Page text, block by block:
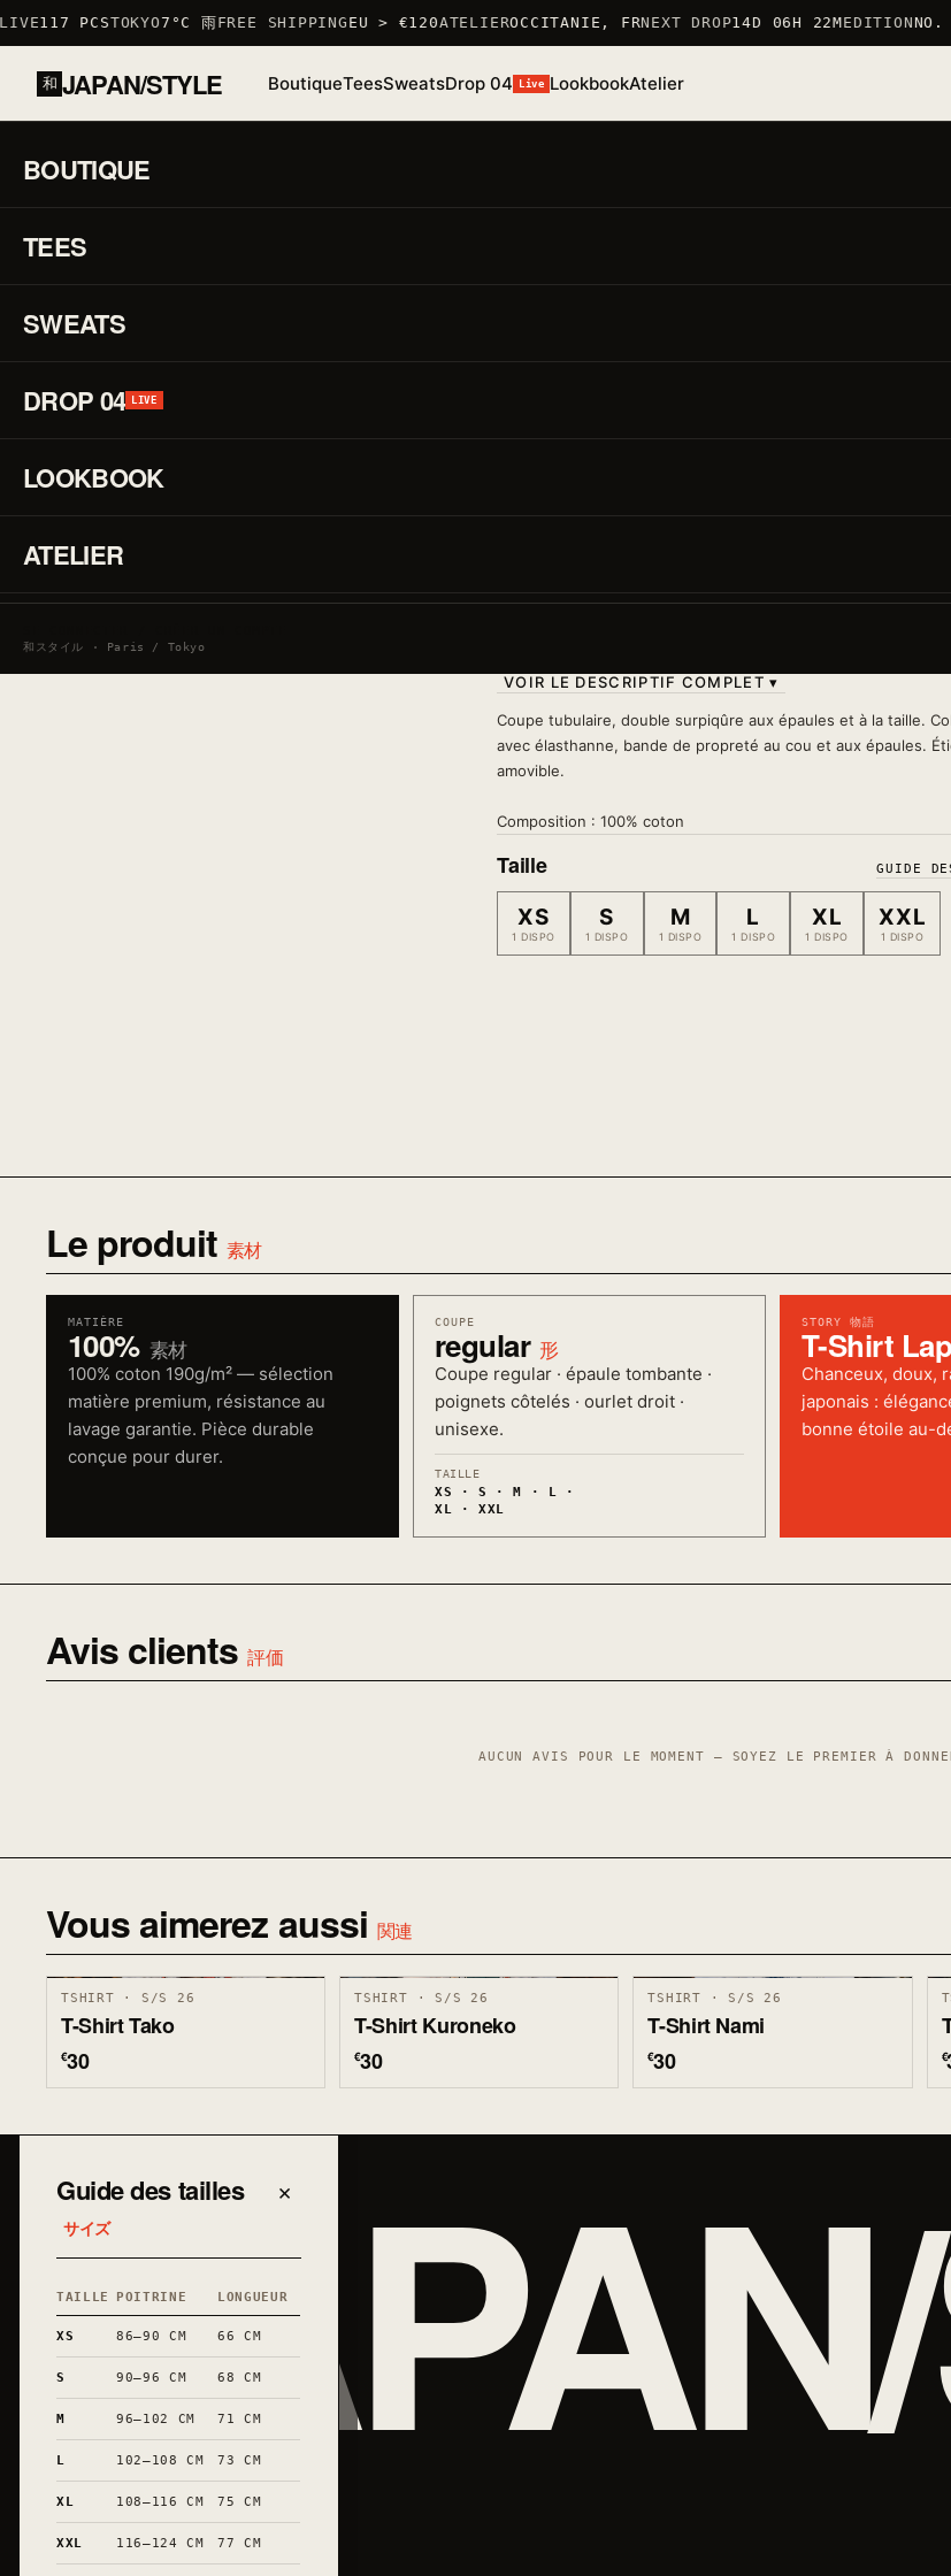
117 PCS TOKYO7°C 雨FREE SHIPPINGEU > €120ATELIER OCCITANIE, FRNEXT DROP 14D 06H 22MEDITION NO.
和 JAPAN/STYLE BoutiqueTeesSweatsDrop 04 Live LookbookAtelier
BOUTIQUE
TEES
SWEATS
DROP 04 LIVE
LOOKBOOK
ATELIER
和スタイル · Paris / Tokyo
01 / 03
RÉF. TSHIRT_LAPIN · 100% COTON 190G/M² ·
100% COTON 190G/M² ÉDITION LIMITÉE
Matière · 100% coton 190g/m²— production
Coupe · regular— unisexe, épaule tombante
VOIR LE DESCRIPTIF COMPLET ▾
Coupe tubulaire, double surpiqûre aux épaules et à la taille.
avec élasthanne, bande de propreté au cou et aux épaules.
amovible.
Composition : 100% coton
Taille GUIDE
XS
1 DISPO
S
1 DISPO
M
1 DISPO
L
1 DISPO
XL
1 DISPO
XXL
1 DISPO
Le produit 素材
MATIÈRE
100% 素材
100% coton 190g/m² — sélection
matière premium, résistance au
lavage garantie. Pièce durable
conçue pour durer.
COUPE
regular 形
Coupe regular · épaule tombante ·
poignets côtelés · ourlet droit ·
unisexe.
TAILLE
XS · S · M · L ·
XL · XXL
STORY 物語
T-Shirt
Chanceux, doux,
japonais :
bonne étoile au-
Avis clients 評価
AUCUN AVIS POUR LE MOMENT — SOYEZ LE PREMIER À
Vous aimerez aussi 関連
TSHIRT · S/S 26
T-Shirt Tako
€30
TSHIRT · S/S 26
T-Shirt Kuroneko
€30
TSHIRT · S/S 26
T-Shirt Nami
€30 €
Guide des tailles
サイズ
×
TAILLE POITRINE LONGUEUR
XS 86–90 CM 66 CM
S 90–96 CM 68 CM
M 96–102 CM 71 CM
L 102–108 CM 73 CM
XL 108–116 CM 75 CM
XXL 116–124 CM 77 CM